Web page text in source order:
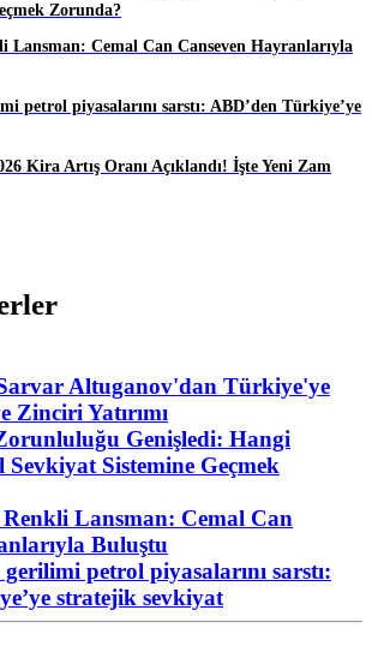
Zorunda?
Lansman: Cemal Can Canseven Hayranlarıyla
petrol piyasalarını sarstı: ABD’den Türkiye’ye
Kira Artış Oranı Açıklandı! İşte Yeni Zam
Altuganov'dan Türkiye'ye
Zinciri Yatırımı
Genişledi: Hangi
Sistemine Geçmek
Lansman: Cemal Can
Buluştu
petrol piyasalarını sarstı:
stratejik sevkiyat